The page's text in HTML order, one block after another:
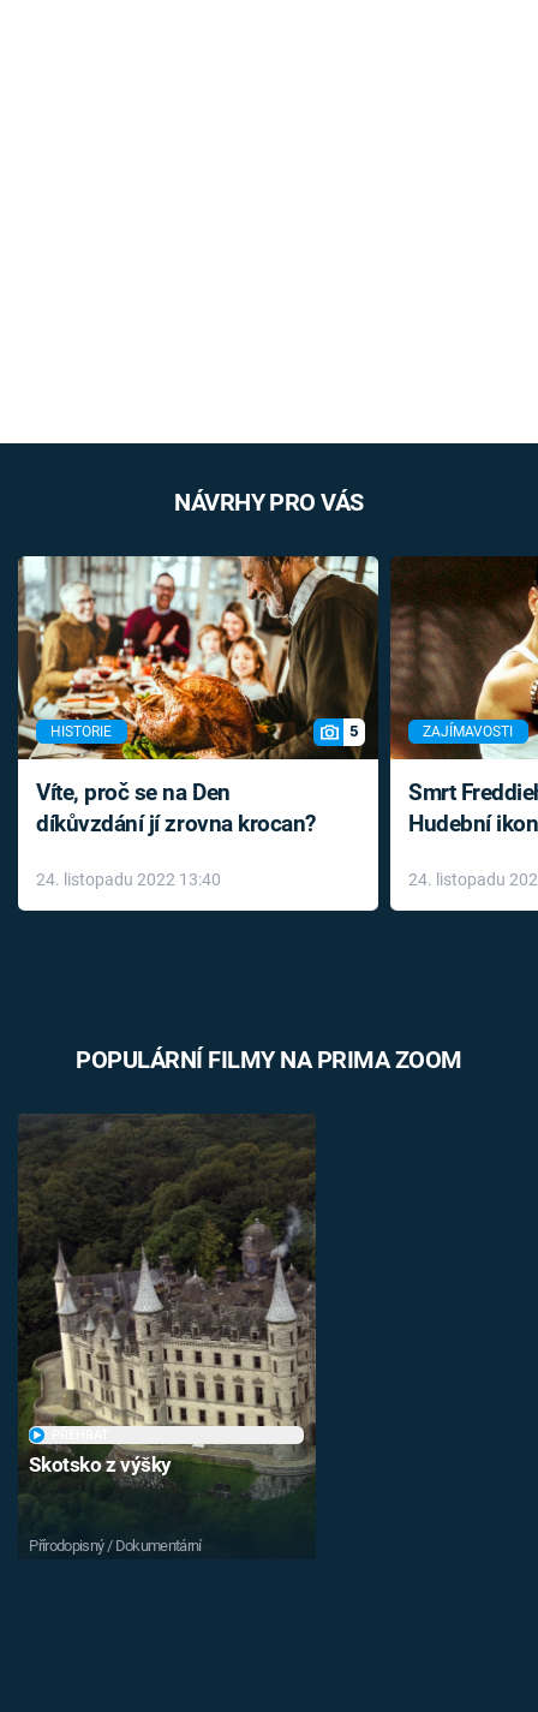
NÁVRHY PRO VÁS
HISTORIE 5
Víte, proč se na Den
díkůvzdání jí zrovna krocan?
24. listopadu 2022 13:40
ZAJÍMAVOSTI
Smrt
Hudební
léky
24. listopadu
POPULÁRNÍ FILMY NA PRIMA ZOOM
Skotsko z výšky
Přírodopisný / Dokumentární